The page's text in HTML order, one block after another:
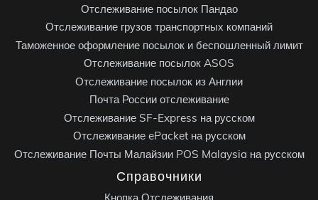
Отслеживание посылок Пандао
Отслеживание грузов транспортных компаний
Таможенное оформление посылок и беспошленный лимит
Отслеживание посылок ASOS
Отслеживание посылок из Англии
Почта России отслеживание
Отслеживание SF-Express на русском
Отслеживание ePacket на русском
Отслеживание Почты Малайзии POS Malaysia на русском
Справочники